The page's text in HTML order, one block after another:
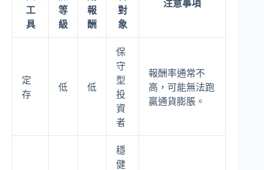
工
具
等
級
報
酬
對
象
注意事項
定
存
低 低
保
守
型
投
資
者
報酬率通常不
高，可能無法跑
贏通貨膨脹。
穩
健